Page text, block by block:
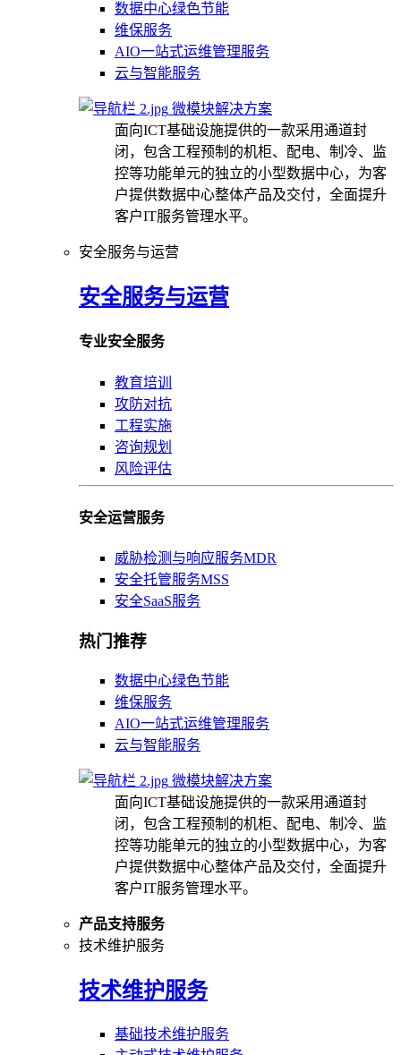
数据中心绿色节能
维保服务
AIO一站式运维管理服务
云与智能服务
微模块解决方案
面向ICT基础设施提供的一款采用通道封
闭，包含工程预制的机柜、配电、制冷、监
控等功能单元的独立的小型数据中心，为客
户提供数据中心整体产品及交付，全面提升
客户IT服务管理水平。
安全服务与运营
安全服务与运营
专业安全服务
教育培训
攻防对抗
工程实施
咨询规划
风险评估
安全运营服务
威胁检测与响应服务MDR
安全托管服务MSS
安全SaaS服务
热门推荐
数据中心绿色节能
维保服务
AIO一站式运维管理服务
云与智能服务
微模块解决方案
面向ICT基础设施提供的一款采用通道封
闭，包含工程预制的机柜、配电、制冷、监
控等功能单元的独立的小型数据中心，为客
户提供数据中心整体产品及交付，全面提升
客户IT服务管理水平。
产品支持服务
技术维护服务
技术维护服务
基础技术维护服务